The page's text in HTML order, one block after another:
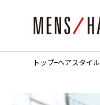
トップ ヘアスタイル